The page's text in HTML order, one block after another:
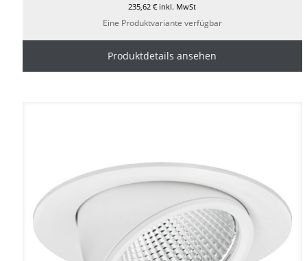
235,62€ inkl. MwSt
Eine Produktvariante verfügbar
Produktdetails ansehen